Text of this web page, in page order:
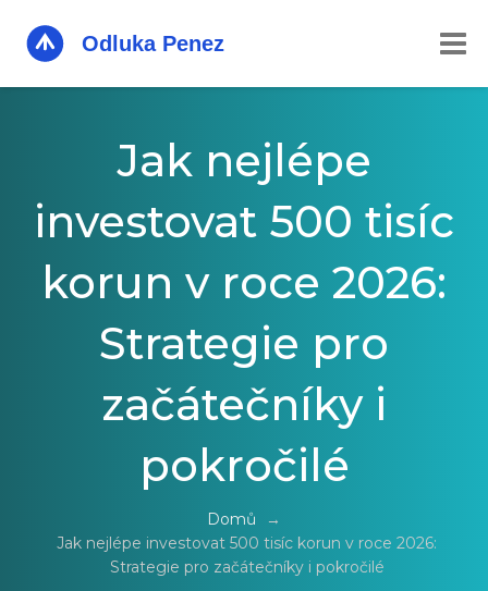
Jak nejlépe
investovat 500 tisíc
korun v roce 2026:
Strategie pro
začátečníky i
pokročilé
Domů
→
Jak nejlépe investovat 500 tisíc korun v roce 2026:
Strategie pro začátečníky i pokročilé